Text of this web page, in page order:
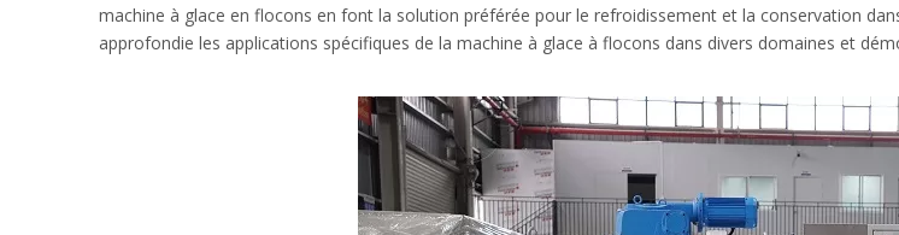
machine à glace en flocons en font la solution préférée pour le refroidissement et la conservation
approfondie les applications spécifiques de la machine à glace à flocons dans divers domaines et